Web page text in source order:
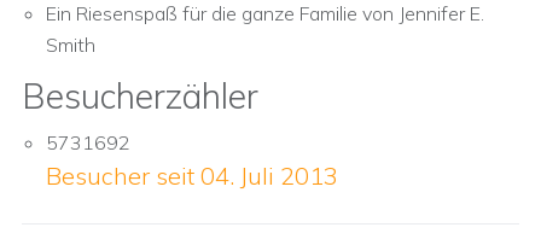
Ein Riesenspaß für die ganze Familie von Jennifer E.
Smith
Besucherzähler
5731692
Besucher seit 04. Juli 2013